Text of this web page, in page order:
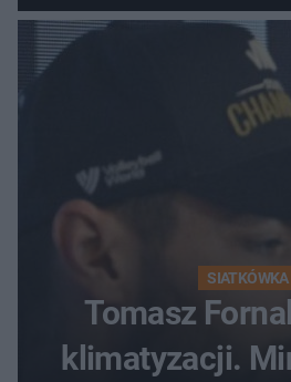
krąży wideo z
SIATKÓWKA
Tomasz
klimatyzacji.